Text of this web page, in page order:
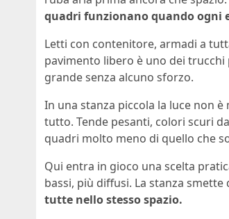
quadri funzionano quando ogni
Letti con contenitore, armadi a
pavimento libero è uno dei
grande senza alcuno sforzo.
In una stanza piccola la luce non
tutto. Tende pesanti, colori scuri
quadri molto meno di quello che
Qui entra in gioco una scelta
bassi, più diffusi. La stanza
tutte nello stesso spazio.